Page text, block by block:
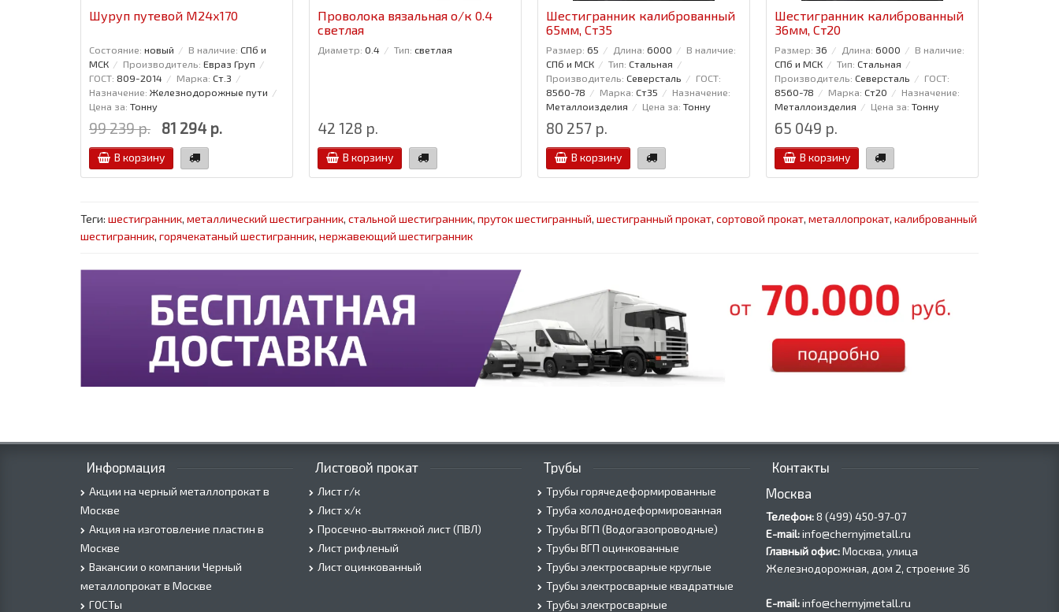
Шуруп путевой М24х170
Состояние: новый В наличие: СПб и
МСК
Производитель: Евраз Груп
ГОСТ: 809-2014 Марка: Ст.3
Назначение: Железнодорожные пути
Цена за: Тонну
99 239 р. 81 294 р.
В корзину
Проволока вязальная о/к 0.4
светлая
Диаметр: 0.4 Тип: светлая
42 128 р.
В корзину
Шестигранник калиброванный
65мм, Ст35
Размер: 65 Длина: 6000
В наличие:
СПб и МСК
Тип: Стальная
Производитель: Северсталь
ГОСТ:
8560-78
Марка: Ст35
Назначение:
Металлоизделия
Цена за: Тонну
80 257 р.
В корзину
Шестигранник калиброванный
36мм, Ст20
Размер: 36 Длина: 6000
В наличие:
СПб и МСК
Тип: Стальная
Производитель: Северсталь
ГОСТ:
8560-78
Марка: Ст20
Назначение:
Металлоизделия
Цена за: Тонну
65 049 р.
В корзину
Теги: шестигранник, металлический шестигранник, стальной шестигранник, пруток шестигранный, шестигранный прокат, сортовой прокат, металлопрокат, калиброванный
шестигранник, горячекатаный шестигранник, нержавеющий шестигранник
Информация
Акции на черный металлопрокат в
Москве
Акция на изготовление пластин в
Москве
Вакансии о компании Черный
металлопрокат в Москве
ГОСТы
Листовой прокат
Лист г/к
Лист х/к
Просечно-вытяжной лист (ПВЛ)
Лист рифленый
Лист оцинкованный
Трубы
Трубы горячедеформированные
Труба холоднодеформированная
Трубы ВГП (Водогазопроводные)
Трубы ВГП оцинкованные
Трубы электросварные круглые
Трубы электросварные квадратные
Трубы электросварные
Контакты
Москва
Телефон:8 (499) 450‑97-07
E-mail:info@chernyjmetall.ru
Главный офис:Москва, улица
Железнодорожная, дом 2, строение 36
E-mail:info@chernyjmetall.ru